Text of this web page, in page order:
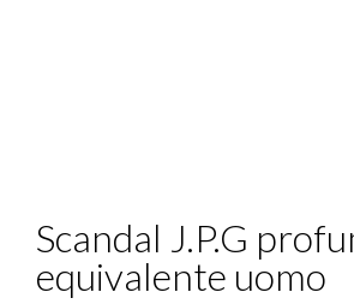
Scandal J.P.G
equivalente uomo